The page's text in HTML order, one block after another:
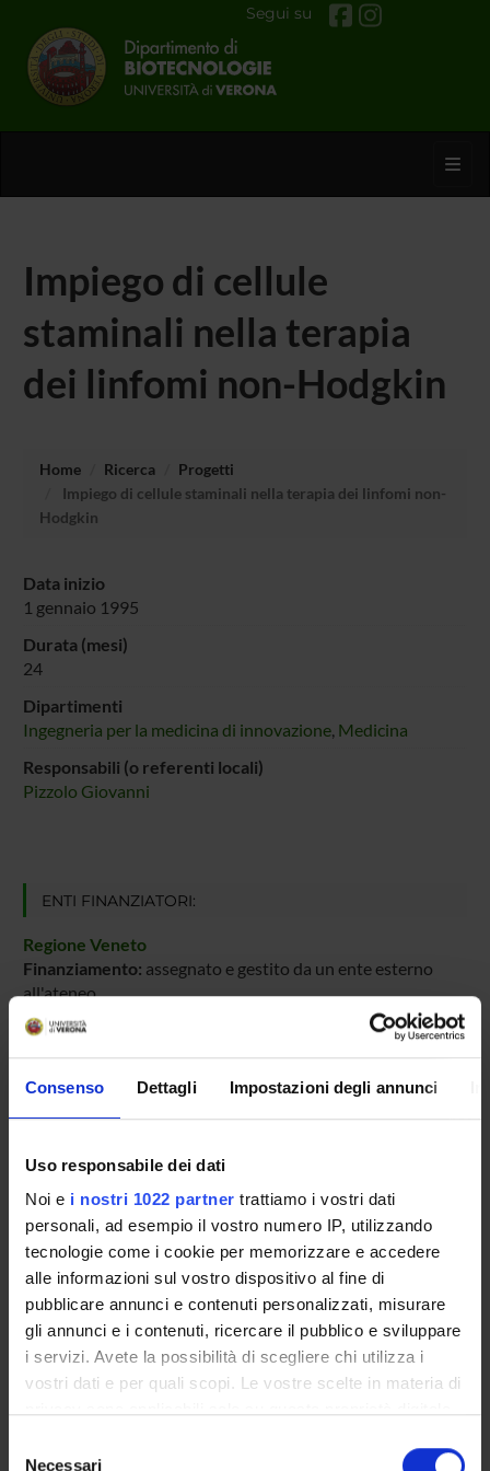
Consenso Dettagli Impostazioni degli annunci
Uso responsabile dei dati
Noi e i nostri 1022 partner trattiamo i vostri dati
personali, ad esempio il vostro numero IP, utilizzando
tecnologie come i cookie per memorizzare e accedere
alle informazioni sul vostro dispositivo al fine di
pubblicare annunci e contenuti personalizzati, misurare
gli annunci e i contenuti, ricercare il pubblico e sviluppare
i servizi. Avete la possibilità di scegliere chi utilizza i
vostri dati e per quali scopi. Le vostre scelte in materia di
modificare o revocare il proprio consenso in qualsiasi
Necessari
Segui su
Impiego di cellule
staminali nella terapia
dei linfomi non-Hodgkin
Home Ricerca
Progetti
Impiego di cellule staminali nella terapia dei linfomi non-
Hodgkin
Data inizio
1 gennaio 1995
Durata (mesi)
24
Dipartimenti
Ingegneria per la medicina di innovazione, Medicina
Responsabili (o referenti locali)
Pizzolo Giovanni
ENTI FINANZIATORI:
Regione Veneto
Finanziamento: assegnato e gestito da un ente esterno
all'ateneo
PARTECIPANTI AL PROGETTO
Professore ordinario
Giovanni Pizzolo
Incaricato alla ricerca
ATTIVITÀ
AREE DI RICERCA